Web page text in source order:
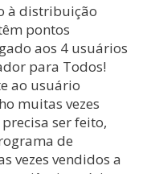
à distribuição
pontos
aos 4 usuários
para Todos!
ao usuário
muitas vezes
ser feito,
de
vezes vendidos a